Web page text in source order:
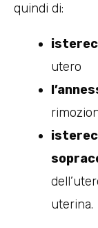
quindi di:
utero
uterina.